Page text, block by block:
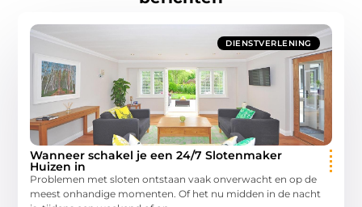
DIENSTVERLENING
Wanneer schakel je een 24/7 Slotenmaker
Huizen in
Problemen met sloten ontstaan vaak onverwacht en op de
meest onhandige momenten. Of het nu midden in de nacht